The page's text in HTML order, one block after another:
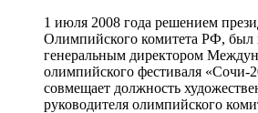
1 июля 2008 года решением
Олимпийского комитета РФ, был
генеральным директором
олимпийского фестиваля «Сочи-
совмещает должность
руководителя олимпийского